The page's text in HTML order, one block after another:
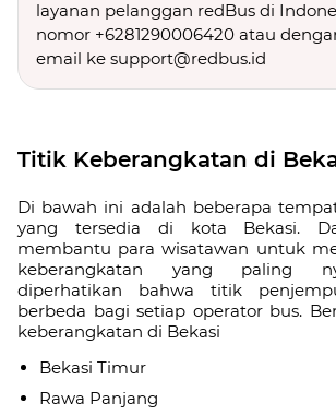
layanan pelanggan redBus di
nomor +6281290006420 atau
email ke support@redbus.id
Titik Keberangkatan di
Di bawah ini adalah beberapa
yang tersedia di kota Bekasi.
membantu para wisatawan untuk
keberangkatan yang paling
diperhatikan bahwa titik
berbeda bagi setiap operator bus.
keberangkatan di Bekasi
Bekasi Timur
Rawa Panjang